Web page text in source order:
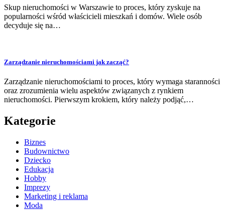
Skup nieruchomości w Warszawie to proces, który zyskuje na
popularności wśród właścicieli mieszkań i domów. Wiele osób
decyduje się na…
Zarządzanie nieruchomościami jak zacząć?
Zarządzanie nieruchomościami to proces, który wymaga staranności
oraz zrozumienia wielu aspektów związanych z rynkiem
nieruchomości. Pierwszym krokiem, który należy podjąć,…
Kategorie
Biznes
Budownictwo
Dziecko
Edukacja
Hobby
Imprezy
Marketing i reklama
Moda